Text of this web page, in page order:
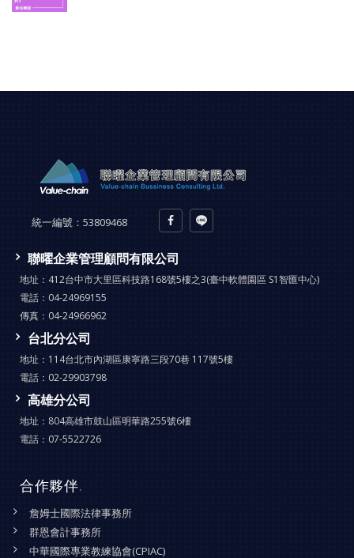
統一編號： 53809468
聯曜企業管理顧問有限公司
地址： 412台中市大里區科技路168號5樓之3(臺中軟體園區 S1智匯中心)
電話： 04-24969155
傳真： 04-24966962
台北分公司
地址： 114台北市內湖區康寧路三段70巷 117號5樓
電話： 02-29903798
高雄分公司
地址： 804高雄市鼓山區明華路255號6樓
電話： 07-5522726
合作夥伴.
詹姆士國際法律事務所
群恩會計事務所
中華國際專業教練協會(CPIAC)